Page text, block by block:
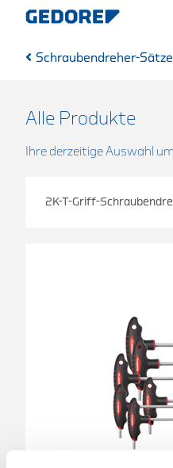
Schraubendreher-Sätze
Alle Produkte
Ihre derzeitige Auswahl
2K-T-Griff-